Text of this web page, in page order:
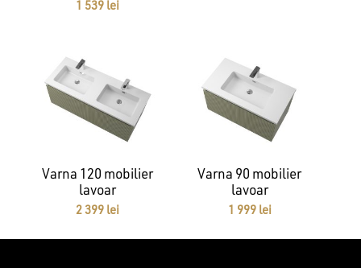
1 539 lei
Varna 120 mobilier
lavoar
2 399 lei
Varna 90 mobilier
lavoar
1 999 lei